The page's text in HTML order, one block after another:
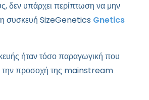
δεν υπάρχει περίπτωση να μην
συσκευή SizeGenetics Gnetics
ήταν τόσο παραγωγική που
την προσοχή της mainstream